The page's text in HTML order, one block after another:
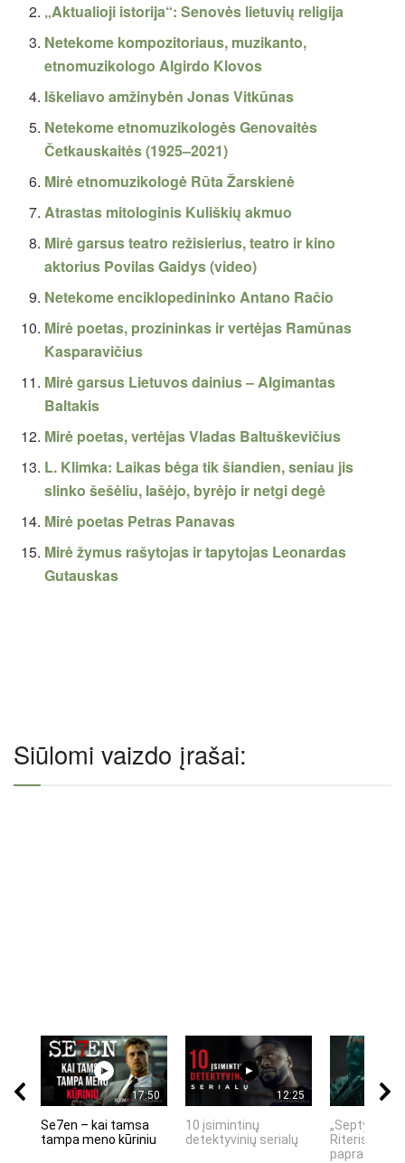
„Aktualioji istorija“: Senovės lietuvių religija
Netekome kompozitoriaus, muzikanto,
etnomuzikologo Algirdo Klovos
Iškeliavo amžinybėn Jonas Vitkūnas
Netekome etnomuzikologės Genovaitės
Četkauskaitės (1925–2021)
Mirė etnomuzikologė Rūta Žarskienė
Atrastas mitologinis Kuliškių akmuo
Mirė garsus teatro režisierius, teatro ir kino
aktorius Povilas Gaidys (video)
Netekome enciklopedininko Antano Račio
Mirė poetas, prozininkas ir vertėjas Ramūnas
Kasparavičius
Mirė garsus Lietuvos dainius – Algimantas
Baltakis
Mirė poetas, vertėjas Vladas Baltuškevičius
L. Klimka: Laikas bėga tik šiandien, seniau jis
slinko šešėliu, lašėjo, byrėjo ir netgi degė
Mirė poetas Petras Panavas
Mirė žymus rašytojas ir tapytojas Leonardas
Gutauskas
Siūlomi vaizdo įrašai:
17:50
Se7en – kai tamsa
tampa meno kūriniu
12:25
10 įsimintinų
detektyvinių serialų
„Septynių
Riteris" – kai